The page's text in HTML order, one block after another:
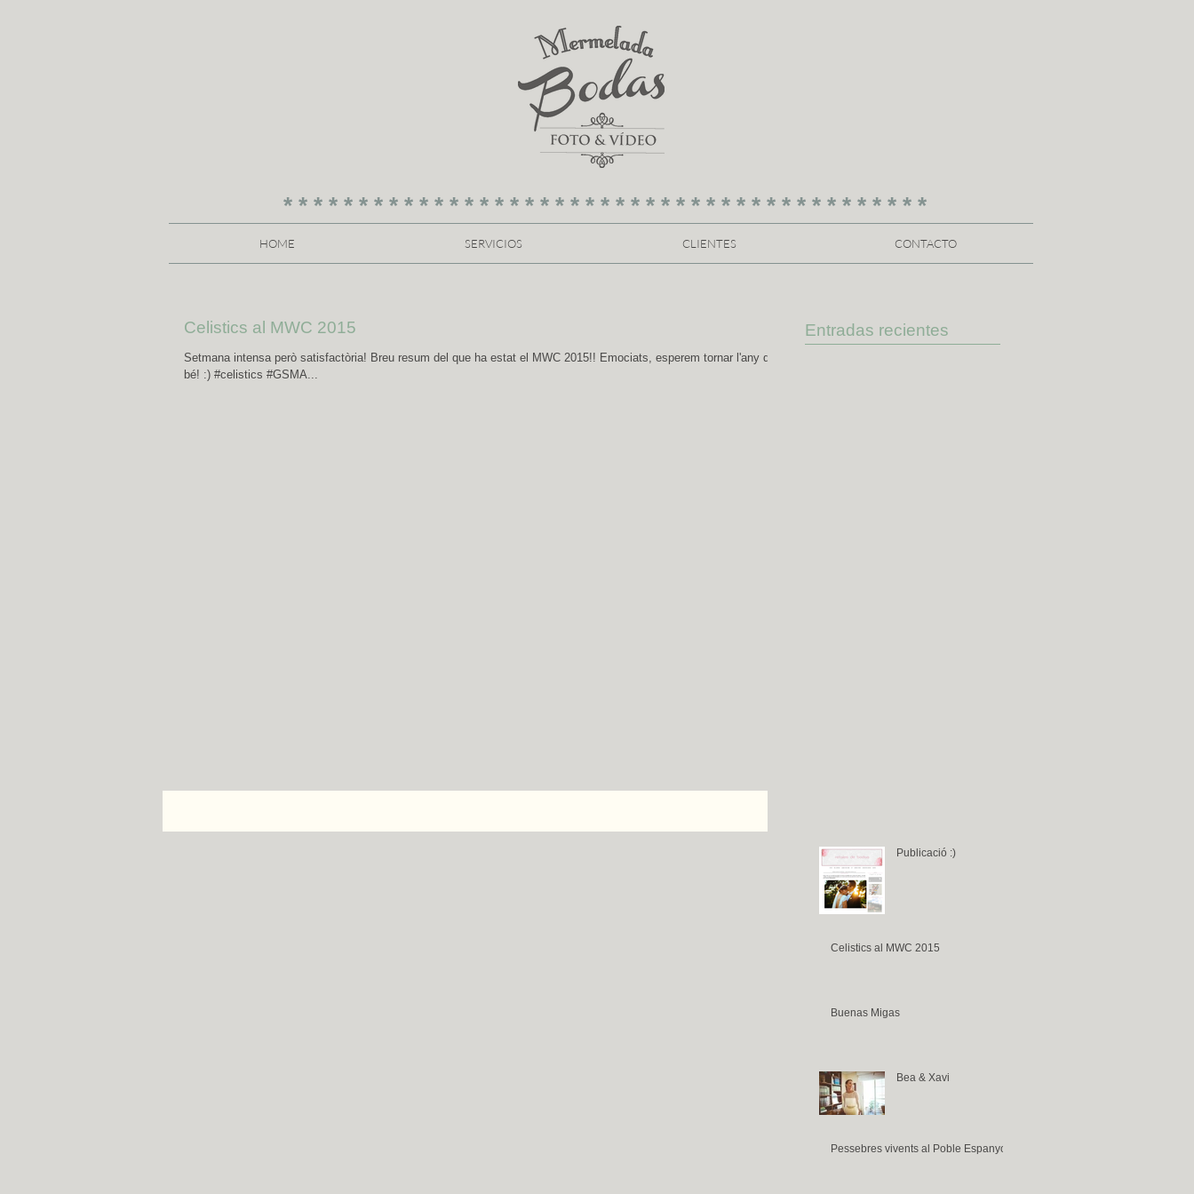
* * * * * * * * * * * * * * * * * * * * * * * * * * * * * * * * * * * * * * * * * * *
HOME SERVICIOS CLIENTES CONTACTO
Celistics al MWC 2015
Setmana intensa però satisfactòria! Breu resum del que ha estat el MWC 2015!! Emociats, esperem tornar l'any que
bé! :) #celistics #GSMA...
Entradas recientes
Publicació :)
Celistics al MWC 2015
Buenas Migas
Bea & Xavi
Pessebres vivents al Poble Espanyol